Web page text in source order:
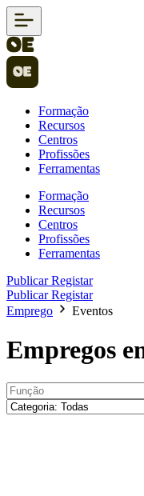
Formação
Recursos
Centros
Profissões
Ferramentas
Formação
Recursos
Centros
Profissões
Ferramentas
PublicarRegistar
PublicarRegistar
Emprego
Eventos
Empregos